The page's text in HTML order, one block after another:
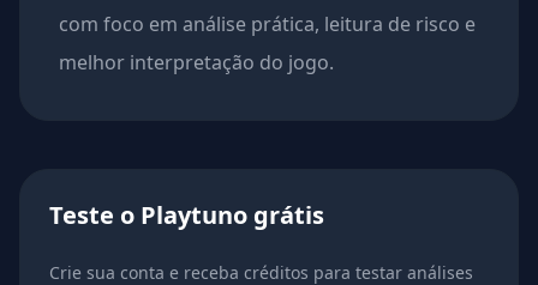
com foco em análise prática, leitura de risco e
melhor interpretação do jogo.
Teste o Playtuno grátis
Crie sua conta e receba créditos para testar análises